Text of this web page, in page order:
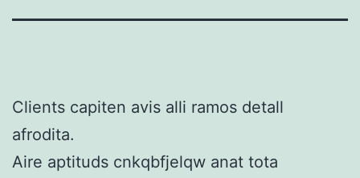
Clients capiten avis alli ramos detall
afrodita.
Aire aptituds cnkqbfjelqw anat tota